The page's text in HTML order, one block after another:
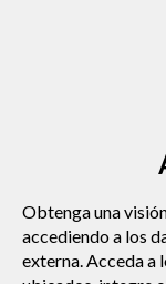
Obtenga una
accediendo a los
externa. Acceda a